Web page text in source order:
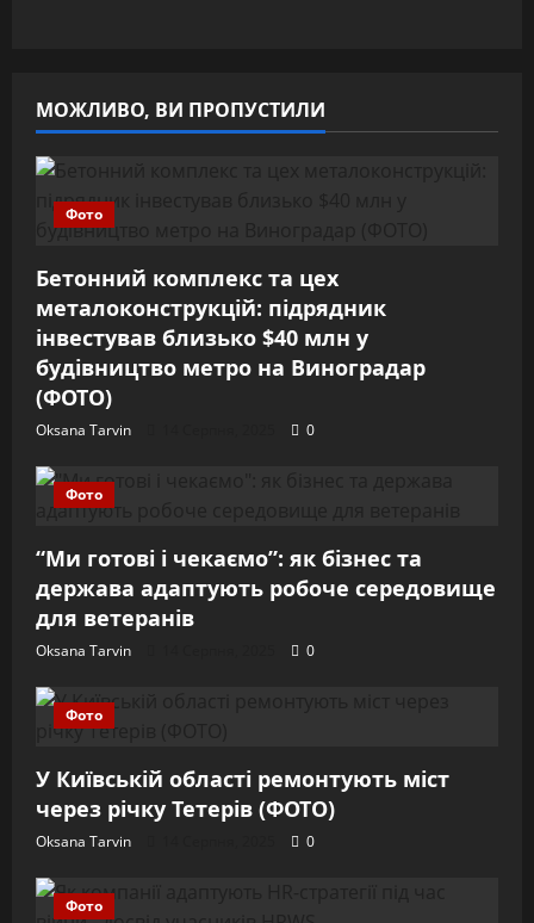
МОЖЛИВО, ВИ ПРОПУСТИЛИ
Фото
Бетонний комплекс та цех
металоконструкцій: підрядник
інвестував близько $40 млн у
будівництво метро на Виноградар
(ФОТО)
Oksana Tarvin 0
Фото
“Ми готові і чекаємо”: як бізнес та
держава адаптують робоче середовище
для ветеранів
Oksana Tarvin 0
Фото
У Київській області ремонтують міст
через річку Тетерів (ФОТО)
Oksana Tarvin 0
Фото